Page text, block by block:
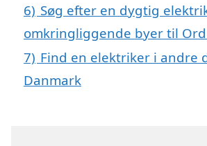
6) Søg efter en dygtig
omkringliggende byer til
7) Find en elektriker i andre
Danmark